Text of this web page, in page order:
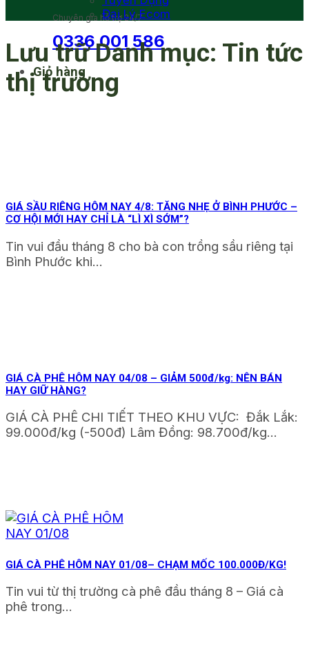
Chuyên gia hỗ trợ 24/7
0336 001 586
Giỏ hàng
Đại Lý Ecom
Lưu trữ Danh mục: Tin tức
thị trường
GIÁ SẦU RIÊNG HÔM NAY 4/8: TĂNG NHẸ Ở BÌNH PHƯỚC –
CƠ HỘI MỚI HAY CHỈ LÀ “LÌ XÌ SỚM”?
Tin vui đầu tháng 8 cho bà con trồng sầu riêng tại
Bình Phước khi...
GIÁ CÀ PHÊ HÔM NAY 04/08 – GIẢM 500đ/kg: NÊN BÁN
HAY GIỮ HÀNG?
GIÁ CÀ PHÊ CHI TIẾT THEO KHU VỰC: Đắk Lắk:
99.000đ/kg (-500đ) Lâm Đồng: 98.700đ/kg...
GIÁ CÀ PHÊ HÔM NAY 01/08– CHẠM MỐC 100.000Đ/KG!
Tin vui từ thị trường cà phê đầu tháng 8 – Giá cà
phê trong...